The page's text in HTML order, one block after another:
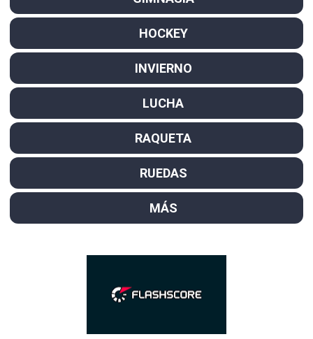
HOCKEY
INVIERNO
LUCHA
RAQUETA
RUEDAS
MÁS